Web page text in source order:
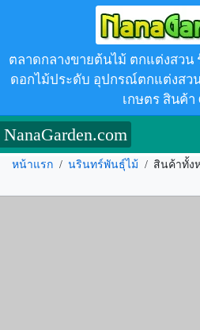
ตลาดกลางขายต้นไม้ ตกแต่งสวน
ดอกไม้ประดับ อุปกรณ์ตกแต่งสว
เกษตร สินค้า
NanaGarden.com
หน้าแรก / นรินทร์พันธุ์ไม้ / สินค้าทั้ง